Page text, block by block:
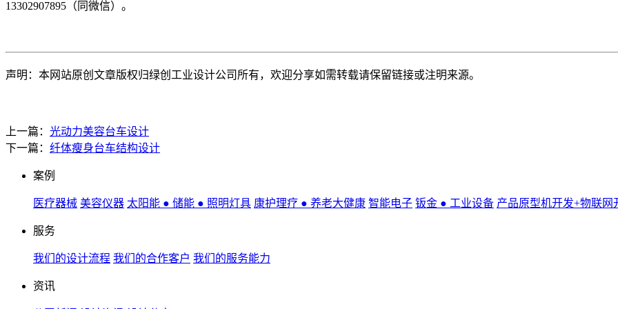
13302907895（同微信）。
声明：本网站原创文章版权归绿创工业设计公司所有，欢迎分享如需转载请保留链接或注明来源。
上一篇： 光动力美容台车设计
下一篇： 纤体瘦身台车结构设计
案例
医疗器械 美容仪器 太阳能 ● 储能 ● 照明灯具 康护理疗 ● 养老大健康 智能电子 钣金 ● 工业设备 产品原型机开发+物联网
服务
我们的设计流程 我们的合作客户 我们的服务能力
资讯